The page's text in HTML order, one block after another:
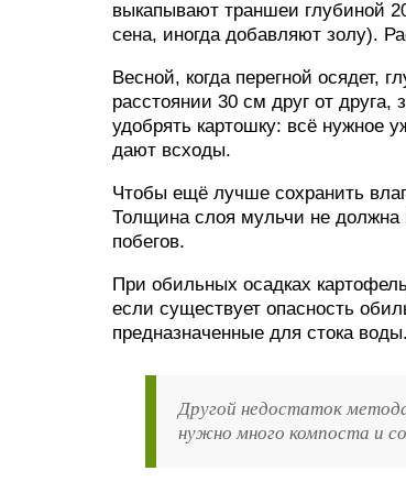
выкапывают траншеи глубиной
сена, иногда добавляют золу).
Весной, когда перегной осядет,
расстоянии 30 см друг от
удобрять картошку: всё нужное
дают всходы.
Чтобы ещё лучше сохранить
Толщина слоя мульчи не
побегов.
При обильных осадках
если существует опасность
предназначенные для стока воды.
Другой недостаток
нужно много компоста и